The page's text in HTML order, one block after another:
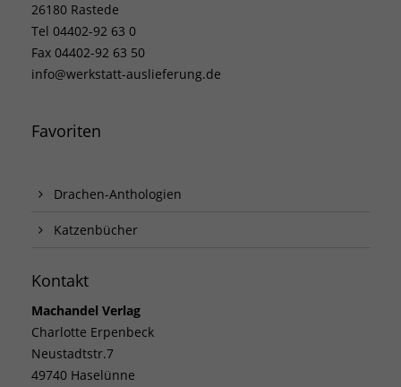
26180 Rastede
Tel 04402-92 63 0
Fax 04402-92 63 50
info@werkstatt-auslieferung.de
Favoriten
Drachen-Anthologien
Katzenbücher
Kontakt
Machandel Verlag
Charlotte Erpenbeck
Neustadtstr.7
49740 Haselünne